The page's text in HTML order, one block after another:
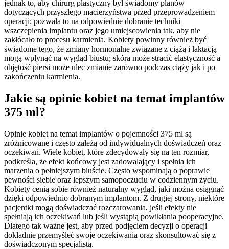
jednak to, aby chirurg plastyczny był świadomy planów
dotyczących przyszłego macierzyństwa przed przeprowadzeniem
operacji; pozwala to na odpowiednie dobranie techniki
wszczepienia implantu oraz jego umiejscowienia tak, aby nie
zakłócało to procesu karmienia. Kobiety powinny również być
świadome tego, że zmiany hormonalne związane z ciążą i laktacją
mogą wpłynąć na wygląd biustu; skóra może stracić elastyczność a
objętość piersi może ulec zmianie zarówno podczas ciąży jak i po
zakończeniu karmienia.
Jakie są opinie kobiet na temat implantów
375 ml?
Opinie kobiet na temat implantów o pojemności 375 ml są
zróżnicowane i często zależą od indywidualnych doświadczeń oraz
oczekiwań. Wiele kobiet, które zdecydowały się na ten rozmiar,
podkreśla, że efekt końcowy jest zadowalający i spełnia ich
marzenia o pełniejszym biuście. Często wspominają o poprawie
pewności siebie oraz lepszym samopoczuciu w codziennym życiu.
Kobiety cenią sobie również naturalny wygląd, jaki można osiągnąć
dzięki odpowiednio dobranym implantom. Z drugiej strony, niektóre
pacjentki mogą doświadczać rozczarowania, jeśli efekty nie
spełniają ich oczekiwań lub jeśli wystąpią powikłania pooperacyjne.
Dlatego tak ważne jest, aby przed podjęciem decyzji o operacji
dokładnie przemyśleć swoje oczekiwania oraz skonsultować się z
doświadczonym specjalistą.